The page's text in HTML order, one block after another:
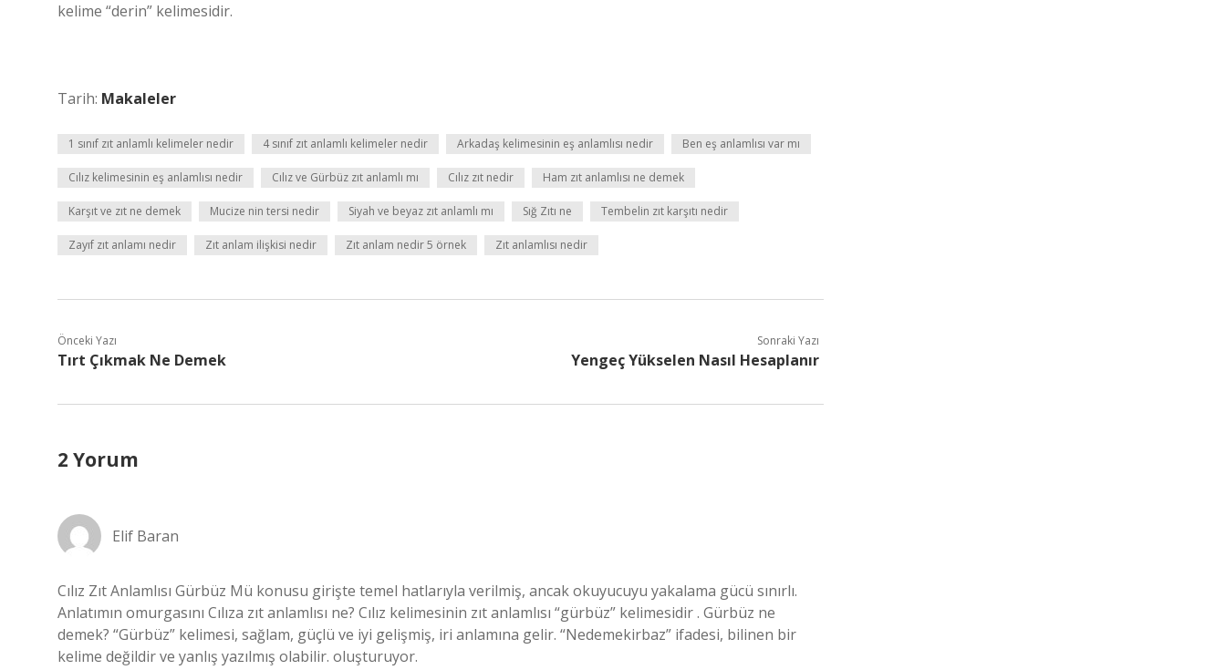
kelime “derin” kelimesidir.
Tarih: Makaleler
1 sınıf zıt anlamlı kelimeler nedir 4 sınıf zıt anlamlı kelimeler nedir Arkadaş kelimesinin eş anlamlısı nedir Ben eş anlamlısı var mı
Cılız kelimesinin eş anlamlısı nedir Cılız ve Gürbüz zıt anlamlı mı Cılız zıt nedir Ham zıt anlamlısı ne demek
Karşıt ve zıt ne demek Mucize nin tersi nedir Siyah ve beyaz zıt anlamlı mı Sığ Zıtı ne Tembelin zıt karşıtı nedir
Zayıf zıt anlamı nedir Zıt anlam ilişkisi nedir Zıt anlam nedir 5 örnek Zıt anlamlısı nedir
Önceki Yazı
Tırt Çıkmak Ne Demek
Sonraki Yazı
Yengeç Yükselen Nasıl Hesaplanır
2 Yorum
Elif Baran
Cılız Zıt Anlamlısı Gürbüz Mü konusu girişte temel hatlarıyla verilmiş, ancak okuyucuyu yakalama gücü sınırlı.
Anlatımın omurgasını Cılıza zıt anlamlısı ne? Cılız kelimesinin zıt anlamlısı “gürbüz” kelimesidir . Gürbüz ne
demek? “Gürbüz” kelimesi, sağlam, güçlü ve iyi gelişmiş, iri anlamına gelir. “Nedemekirbaz” ifadesi, bilinen bir
kelime değildir ve yanlış yazılmış olabilir. oluşturuyor.